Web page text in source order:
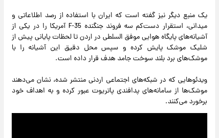
یک منبع دیگر نیز گفته است که ایران با استفاده از رصد اطلاعاتی و
میدانی، استقرار دست‌کم سه فروند جنگنده F-35 آمریکا را در یکی از
آشیانه‌های پایگاه هوایی موفق السلطی در اردن تا لحظات پایانی پیش از
شلیک موشک پایش کرده و سپس محل دقیق این آشیانه را با
موشک‌های برد بلند سوخت جامد هدف قرار داده است.
ویدئوهایی که در شبکه‌های اجتماعی اردنی منتشر شده‌، نشان می‌دهند
موشک‌ها از سامانه‌های پدافندی پاتریوت عبور کرده و به اهداف خود
برخورد می‌کنند.